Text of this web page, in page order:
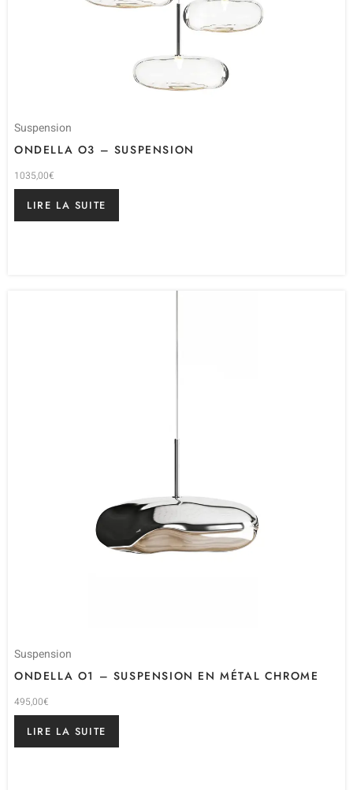
Suspension
ONDELLA O3 – SUSPENSION
1035,00€
LIRE LA SUITE
Suspension
ONDELLA O1 – SUSPENSION EN MÉTAL CHROME
495,00€
LIRE LA SUITE